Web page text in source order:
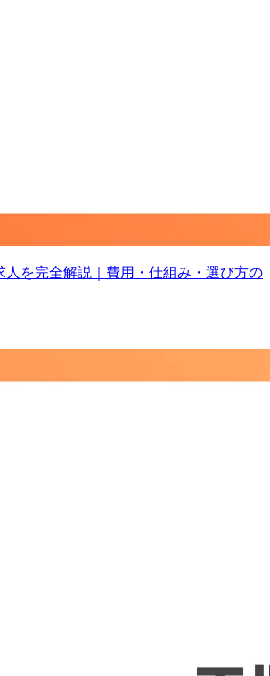
人を完全解説｜費用・仕組み・選び方の